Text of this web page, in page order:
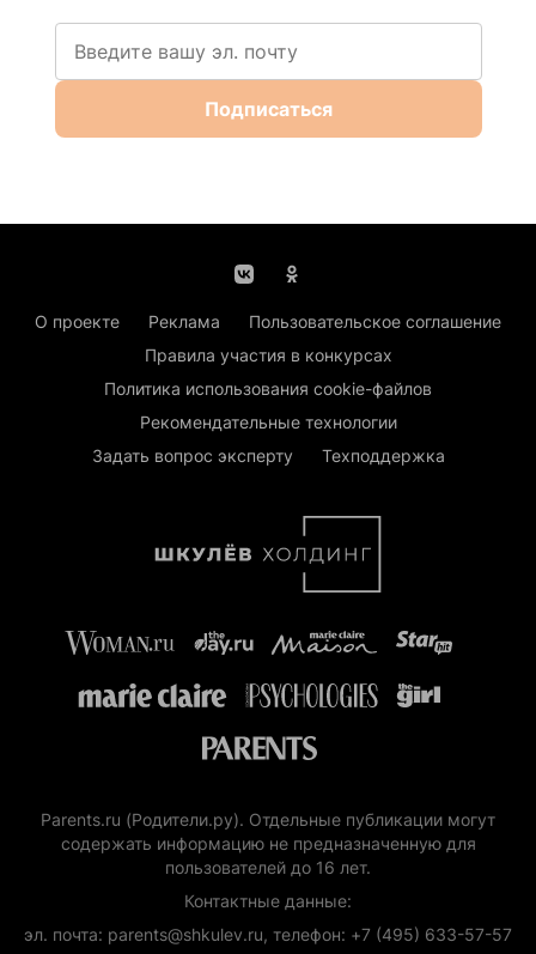
Подписаться
О проекте Реклама
Пользовательское соглашение
Правила участия в конкурсах
Политика использования cookie-файлов
Рекомендательные технологии
Задать вопрос эксперту
Техподдержка
Parents.ru (Родители.ру). Отдельные публикации могут
содержать информацию не предназначенную для
пользователей до 16 лет.
Контактные данные:
эл. почта: parents@shkulev.ru, телефон: +7 (495) 633-57-57